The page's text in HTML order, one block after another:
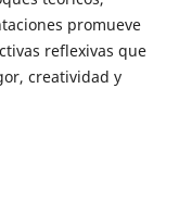
promueve
reflexivas que
creatividad y